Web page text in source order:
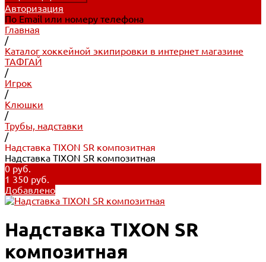
Авторизация
По Email или номеру телефона
Главная
/
Каталог хоккейной экипировки в интернет магазине
ТАФГАЙ
/
Игрок
/
Клюшки
/
Трубы, надставки
/
Надставка TIXON SR композитная
Надставка TIXON SR композитная
0 руб.
1 350 руб.
Добавлено
Надставка TIXON SR
композитная